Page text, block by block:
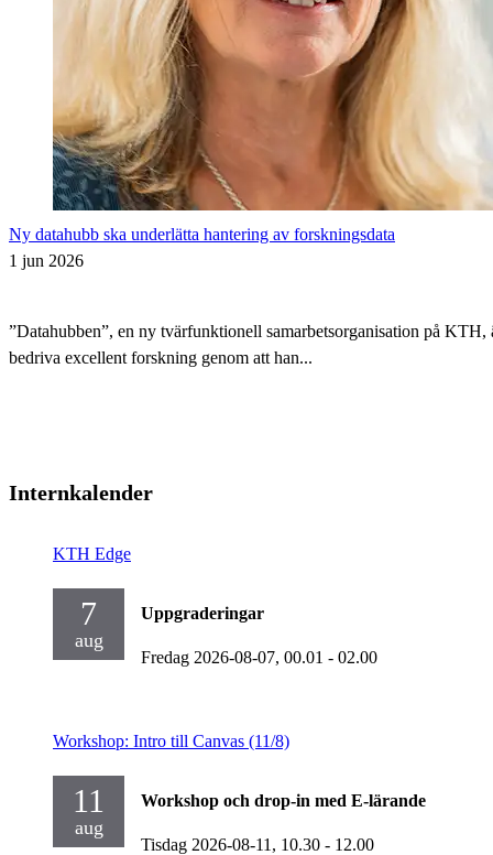
Ny datahubb ska underlätta hantering av forskningsdata
1 jun 2026
”Datahubben”, en ny tvärfunktionell samarbetsorganisation på
bedriva excellent forskning genom att han...
Internkalender
KTH Edge
7
aug
Uppgraderingar
Fredag 2026-08-07, 00.01 - 02.00
Workshop: Intro till Canvas (11/8)
11
aug
Workshop och drop-in med E-lärande
Tisdag 2026-08-11, 10.30 - 12.00